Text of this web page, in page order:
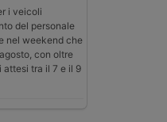
i veicoli
del personale
nel weekend che
con oltre
attesi tra il 7 e il 9